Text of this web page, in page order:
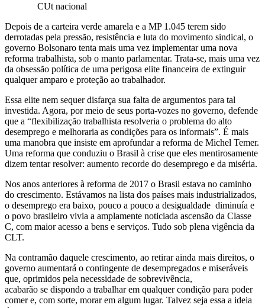
CUt nacional
Depois de a carteira verde amarela e a MP 1.045 terem sido
derrotadas pela pressão, resistência e luta do movimento sindical, o
governo Bolsonaro tenta mais uma vez implementar uma nova
reforma trabalhista, sob o manto parlamentar. Trata-se, mais uma vez
da obsessão política de uma perigosa elite financeira de extinguir
qualquer amparo e proteção ao trabalhador.
Essa elite nem sequer disfarça sua falta de argumentos para tal
investida. Agora, por meio de seus porta-vozes no governo, defende
que a “flexibilização trabalhista resolveria o problema do alto
desemprego e melhoraria as condições para os informais”. É mais
uma manobra que insiste em aprofundar a reforma de Michel Temer.
Uma reforma que conduziu o Brasil à crise que eles mentirosamente
dizem tentar resolver: aumento recorde do desemprego e da miséria.
Nos anos anteriores à reforma de 2017 o Brasil estava no caminho
do crescimento. Estávamos na lista dos países mais industrializados,
o desemprego era baixo, pouco a pouco a desigualdade diminuía e
o povo brasileiro vivia a amplamente noticiada ascensão da Classe
C, com maior acesso a bens e serviços. Tudo sob plena vigência da
CLT.
Na contramão daquele crescimento, ao retirar ainda mais direitos, o
governo aumentará o contingente de desempregados e miseráveis
que, oprimidos pela necessidade de sobrevivência,
acabarão se dispondo a trabalhar em qualquer condição para poder
comer e, com sorte, morar em algum lugar. Talvez seja essa a ideia